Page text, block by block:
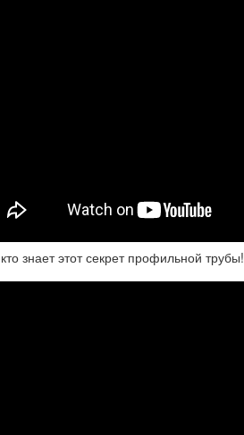
знает этот секрет профильной трубы!